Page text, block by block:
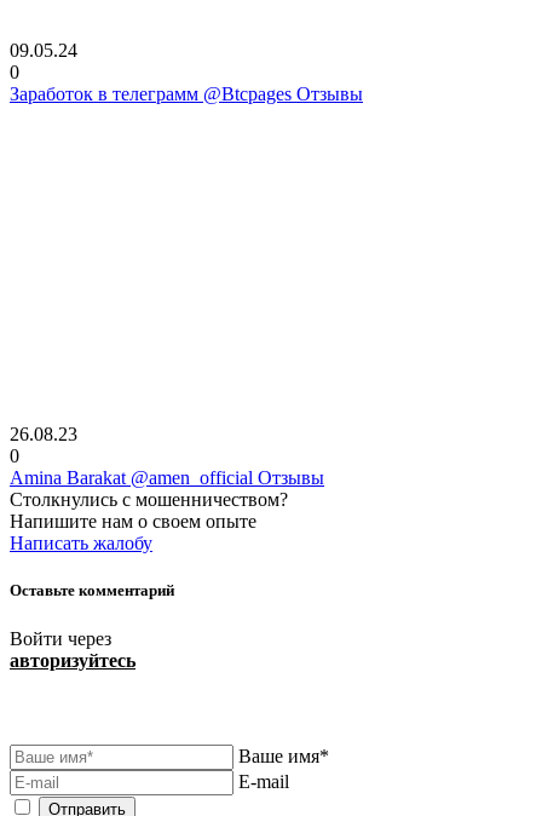
09.05.24
0
Заработок в телеграмм @Btcpages Отзывы
26.08.23
0
Amina Barakat @amen_official Отзывы
Столкнулись с мошенничеством?
Напишите нам о своем опыте
Написать жалобу
Оставьте комментарий
Войти через
авторизуйтесь
Ваше имя*
E-mail